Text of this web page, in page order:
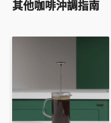
其他咖啡沖調指南